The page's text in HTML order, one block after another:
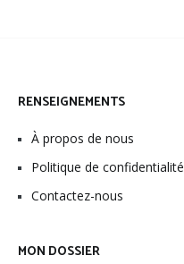
RENSEIGNEMENTS
À propos de nous
Politique de confidentialité
Contactez-nous
MON DOSSIER